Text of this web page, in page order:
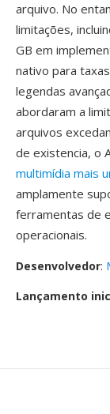
arquivo. No
limitações,
GB em
nativo para
legendas
abordaram a
arquivos
de existencia, o
multimídia mais
amplamente
ferramentas de
operacionais.
Desenvolvedor:
Lançamento